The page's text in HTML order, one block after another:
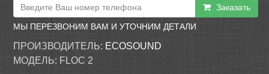
Заказать
МЫ ПЕРЕЗВОНИМ ВАМ И УТОЧНИМ ДЕТАЛИ
ПРОИЗВОДИТЕЛЬ: ECOSOUND
МОДЕЛЬ: FLOC 2